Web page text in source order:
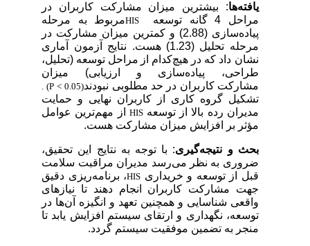
یافته‌ها:بیشترین میزان مشارکت کاربران در
مراحل 4 گانه توسعه
HISمربوط به مرحله
پیاده‌سازی (2.88) و کمترین میزان مشارکت در
مرحله تحلیل (1.23) هست. نتایج آزمون آماری
نشان داد که در هیچ‌کدام از مراحل توسعه(تحلیل،
طراحی، پیاده‌سازی و ارزیابی) میزان
مشارکت کاربران در حد مطلوبی نبودند. (P < 0.05)
تشکیل گروه کاریازکاربران نهایی و حمایت
مدیران رده بالا از توسعهHISاز مهم‌ترین عوامل
مؤثر بر افزایش میزان مشارکت هست.
بحث و نتیجه‌گیری : با توجه به نتایج این تحقیق،
ضروری به نظر می‌رسد مدیران مراقبت سلامت
قبل از توسعه و خریداریHIS، برنامه‌ریزی دقیق
جهت مشارکت کاربران انجام دهند تا نیازهای
واقعی شناسایی و همچنین تعهد و انگیزه آن‌ها در
توسعه، نگهداری و ارتقای سیستم افزایش یابد تا
منجر به تضمین موفقیت سیستم گردد.